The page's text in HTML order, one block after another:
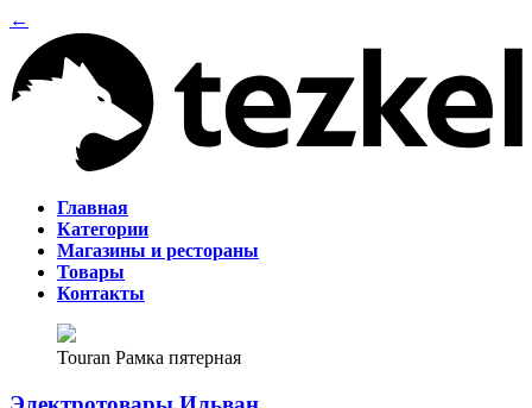
←
Главная
Категории
Магазины и рестораны
Товары
Контакты
Touran Рамка пятерная